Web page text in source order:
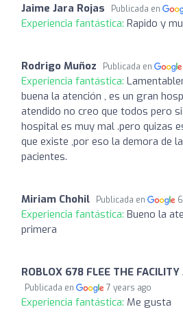
Jaime Jara Rojas Publicada en
Experiencia fantástica: Rapido y
Rodrigo Muñoz Publicada en
Experiencia fantástica:
buena la atención , es un gran
atendido no creo que todos pero
hospital es muy mal .pero quizas
que existe ,por eso la demora de
pacientes.
Miriam Chohil Publicada en
Experiencia fantástica: Bueno la
primera
ROBLOX 678 FLEE THE FACILITY
Publicada en 7 years ago
Experiencia fantástica: Me gusta